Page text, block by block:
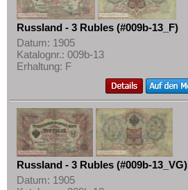
Russland - 3 Rubles (#009b-13_F)
Datum: 1905
Katalognr.: 009b-13
Erhaltung: F
Russland - 3 Rubles (#009b-13_VG)
Datum: 1905